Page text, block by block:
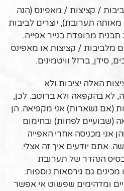
/ קציצות / מאפינס (הנה
תערובת), יוצרים לביבות
תבנית מרופדת בנייר אפייה.
ונהנים מלביבות / קציצות או מאפינס
סידן, ברזל וויטמינים.
1 => הקציצות האלה יציבות ולא
לא בהקפאה ולא ברוטב. לכן,
(אם נשארות) אני מקפיאה. הן
(שבועיים לפחות) ובחימום
אני מכניסה אחרי האפייה
אתם יודעים איך זה אצלי.
2 => מהבסיס הנהדר של תערובת
גם גירסאות נוספות:
ומדהימים שפשוט אי אפשר